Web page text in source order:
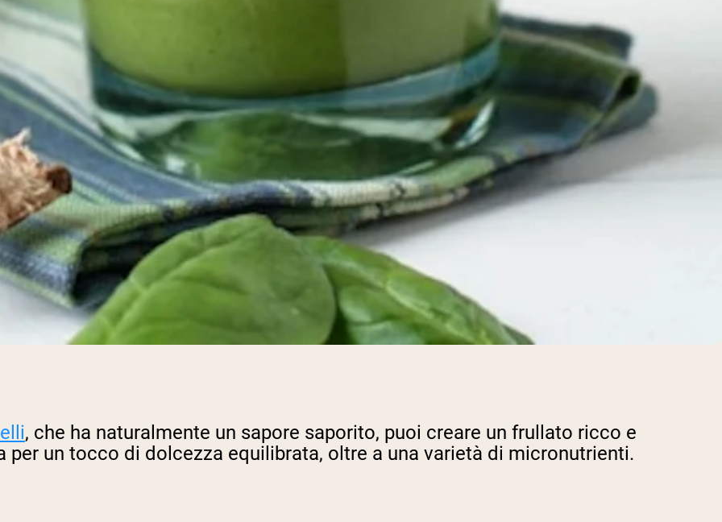
, che ha naturalmente un sapore saporito, puoi creare un frullato ricco e
un tocco di dolcezza equilibrata, oltre a una varietà di micronutrienti.